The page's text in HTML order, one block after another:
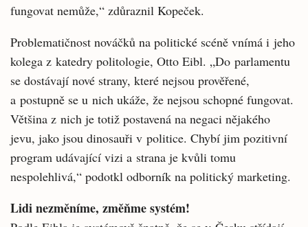
fungovat nemůže,“ zdůraznil Kopeček.
Problematičnost nováčků na politické scéně vnímá i jeho
kolega z katedry politologie, Otto Eibl. „Do parlamentu
se dostávají nové strany, které nejsou prověřené,
a postupně se u nich ukáže, že nejsou schopné fungovat.
Většina z nich je totiž postavená na negaci nějakého
jevu, jako jsou dinosauři v politice. Chybí jim pozitivní
program udávající vizi a strana je kvůli tomu
nespolehlivá,“ podotkl odborník na politický marketing.
Lidi nezměníme, změňme systém!